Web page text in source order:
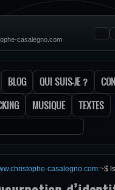
casalegno.com
BLOG QUI SUIS-JE ?
MUSIQUE TEXTES
:
casalegno.com:~$